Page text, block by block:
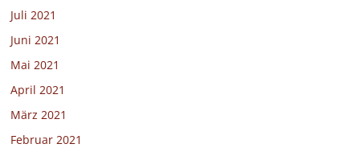
Juli 2021
Juni 2021
Mai 2021
April 2021
März 2021
Februar 2021